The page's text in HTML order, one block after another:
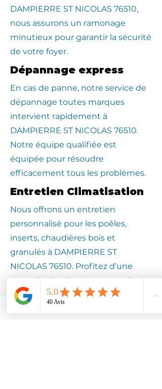
DAMPIERRE ST NICOLAS 76510,
nous assurons un ramonage
minutieux pour garantir la sécurité
de votre foyer.
Dépannage express
En cas de panne, notre service de
dépannage toutes marques
intervient rapidement à
DAMPIERRE ST NICOLAS 76510.
Notre équipe qualifiée est
équipée pour résoudre
efficacement tous les problèmes.
Entretien Climatisation
Nous offrons un entretien
personnalisé pour les poêles,
inserts, chaudières bois et
granulés à DAMPIERRE ST
NICOLAS 76510. Profitez d’une
expertise locale pour assurer la
longévité de votre équipement.